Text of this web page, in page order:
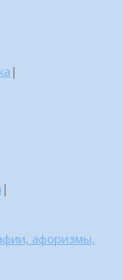
|
|
афоризмы,